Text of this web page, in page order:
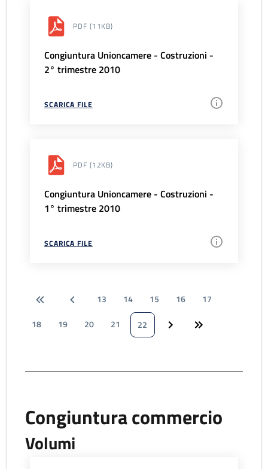
PDF (11KB)
Congiuntura Unioncamere - Costruzioni -
2° trimestre 2010
SCARICA FILE
PDF (12KB)
Congiuntura Unioncamere - Costruzioni -
1° trimestre 2010
SCARICA FILE
13 14 15 16
17
18
19 20 21 22
Congiuntura commercio
Volumi